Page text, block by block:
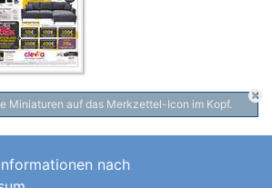
Miniaturen auf das Merkzettel-Icon im Kopf.
nach